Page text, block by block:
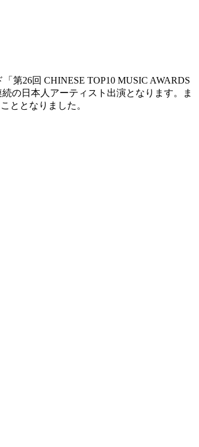
第26回 CHINESE TOP10 MUSIC AWARDS
の日本人アーティスト出演となります。ま
ととなりました。